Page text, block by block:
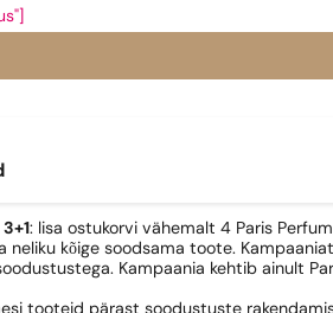
3+1: lisa ostukorvi vähemalt 4 Paris
neliku kõige soodsama toote.
Kampaania kehtib ainult